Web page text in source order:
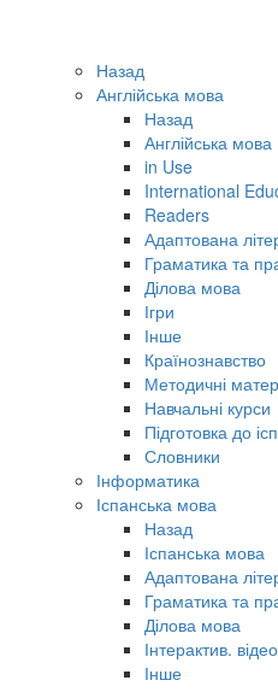
Назад
Англійська мова
Назад
Англійська мова
in Use
International
Readers
Адаптована
Граматика та
Ділова мова
Ігри
Інше
Країнознавство
Методичні
Навчальні курси
Підготовка до
Словники
Інформатика
Іспанська мова
Назад
Іспанська мова
Адаптована
Граматика та
Ділова мова
Інтерактив. відео
Інше